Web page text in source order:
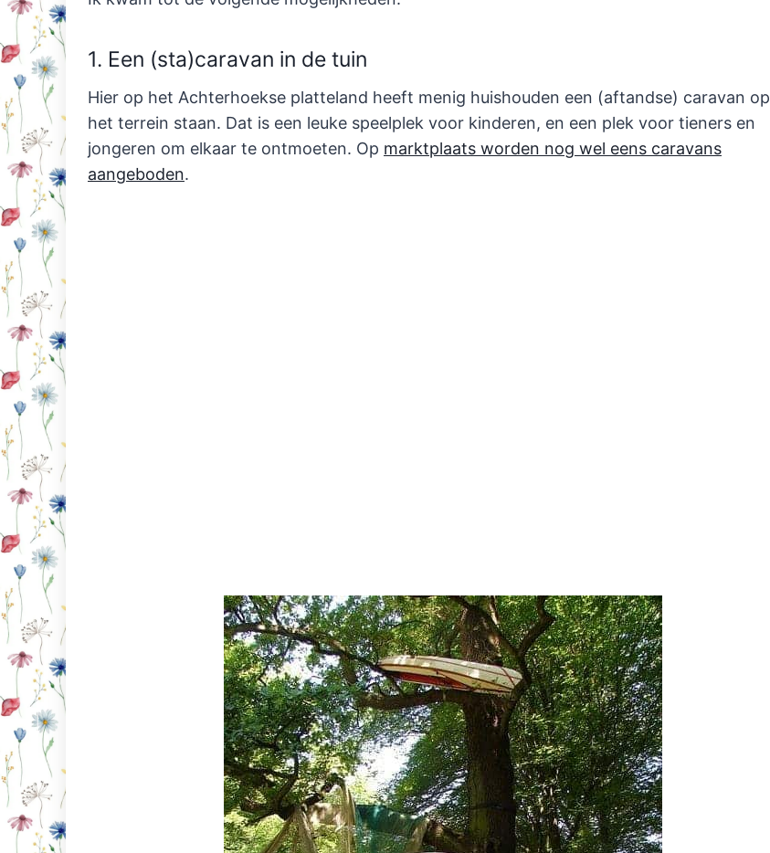
1. Een (sta)caravan in de tuin
Hier op het Achterhoekse platteland heeft menig huishouden een (aftandse) caravan op
het terrein staan. Dat is een leuke speelplek voor kinderen, en een plek voor tieners en
jongeren om elkaar te ontmoeten. Op marktplaats worden nog wel eens caravans
aangeboden.